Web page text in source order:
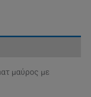
μαύρος με